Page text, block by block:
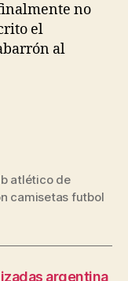
no
el
al
atlético de
camisetas futbol
argentina